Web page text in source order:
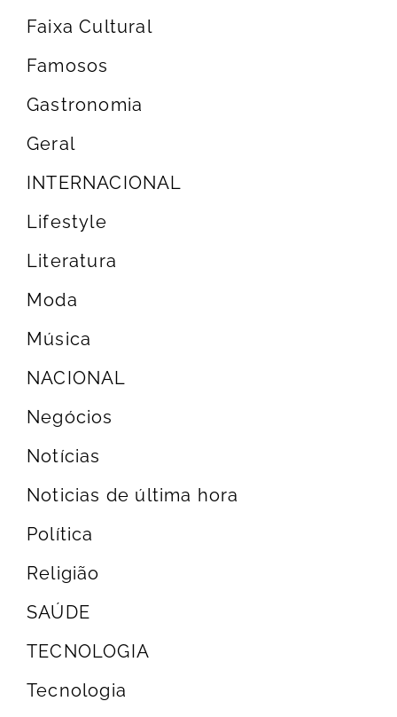
Faixa Cultural
Famosos
Gastronomia
Geral
INTERNACIONAL
Lifestyle
Literatura
Moda
Música
NACIONAL
Negócios
Notícias
Noticias de última hora
Política
Religião
SAÚDE
TECNOLOGIA
Tecnologia